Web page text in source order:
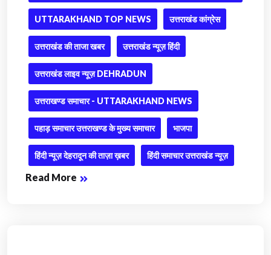
UTTARAKHAND TOP NEWS उत्तराखंड कांग्रेस
उत्तराखंड की ताजा खबर उत्तराखंड न्यूज़ हिंदी
उत्तराखंड लाइव न्यूज़ DEHRADUN
उत्तराखण्ड समाचार - UTTARAKHAND NEWS
पहाड़ समाचार उत्तराखण्ड के मुख्य समाचार भाजपा
हिंदी न्यूज़ देहरादून की ताज़ा ख़बर हिंदी समाचार उत्तराखंड न्यूज़
Read More